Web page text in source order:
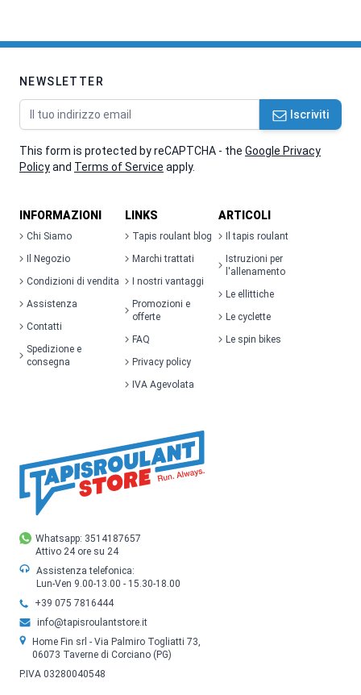
Whatsapp: 3514187657
Attivo 24 ore su 24
Assistenza telefonica:
Lun-Ven 9.00-13.00 - 15.30-18.00
+39 075 7816444
info@tapisroulantstore.it
Home Fin srl - Via Palmiro Togliatti 73,
06073 Taverne di Corciano (PG)
P.IVA 03280040548
NEWSLETTER
Indirizzo email Iscriviti
This form is protected by reCAPTCHA - the Google Privacy
Policyand Terms of Service apply.
INFORMAZIONI
Chi Siamo
Il Negozio
Condizioni di vendita
Assistenza
Contatti
Spedizione e
consegna
LINKS
Tapis roulant blog
Marchi trattati
I nostri vantaggi
Promozioni e
offerte
FAQ
Privacy policy
IVA Agevolata
ARTICOLI
Il tapis roulant
Istruzioni per
l'allenamento
Le ellittiche
Le cyclette
Le spin bikes